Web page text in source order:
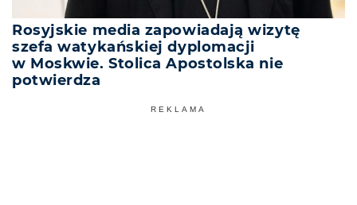
Rosyjskie media zapowiadają wizytę
szefa watykańskiej dyplomacji
w Moskwie. Stolica Apostolska nie
potwierdza
REKLAMA